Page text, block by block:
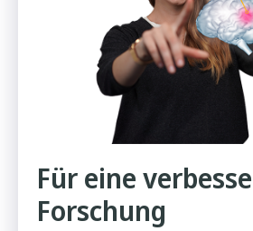
Für eine
Forschung